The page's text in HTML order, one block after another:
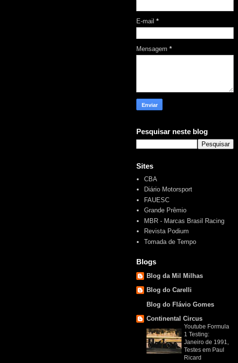
E-mail *
Mensagem *
Pesquisar neste blog
Sites
CBA
Diário Motorsport
FAUESC
Grande Prêmio
MBR - Marcas Brasil Racing
Revista Podium
Tomada de Tempo
Blogs
Blog da Mil Milhas
Blog do Carelli
Blog do Flávio Gomes
Continental Circus
Youtube Formula
1 Testing:
Janeiro de 1991,
Testes em Paul
Ricard